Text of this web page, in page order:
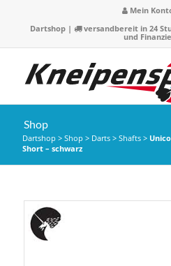
Mein
Dartshop| versandbereit in 24
und
Shop
Dartshop > Shop > Darts> Shafts>
Short – schwarz